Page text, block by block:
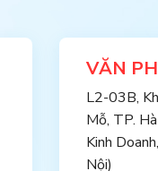
VĂN
L2-03B,
Mỗ, TP.
Kinh
Nội)